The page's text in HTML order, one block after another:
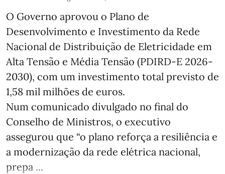
O Governo aprovou o Plano de
Desenvolvimento e Investimento da Rede
Nacional de Distribuição de Eletricidade em
Alta Tensão e Média Tensão (PDIRD-E 2026-
2030), com um investimento total previsto de
1,58 mil milhões de euros.
Num comunicado divulgado no final do
Conselho de Ministros, o executivo
assegurou que “o plano reforça a resiliência e
a modernização da rede elétrica nacional,
prepa ...